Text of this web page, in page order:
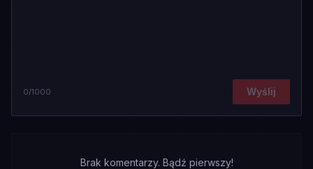
0/1000 Wyślij
Brak komentarzy. Bądź pierwszy!